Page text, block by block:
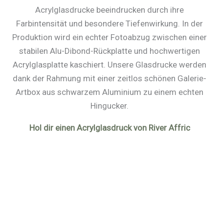
Acrylglasdrucke beeindrucken durch ihre
Farbintensität und besondere Tiefenwirkung. In der
Produktion wird ein echter Fotoabzug zwischen einer
stabilen Alu-Dibond-Rückplatte und hochwertigen
Acrylglasplatte kaschiert. Unsere Glasdrucke werden
dank der Rahmung mit einer zeitlos schönen Galerie-
Artbox aus schwarzem Aluminium zu einem echten
Hingucker.
Hol dir einen Acrylglasdruck von River Affric